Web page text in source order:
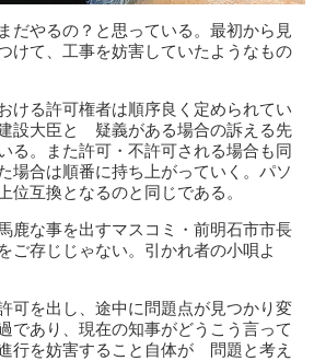
だやるの？と思っている。最初から見
けて、工事を妨害していたようなもの
ける許可権者は順序良く定められてい
設大臣と 疑義がある場合の訴える先
る。また許可・不許可される場合も同
場合は順番に持ち上がっていく。パソ
位互換となるのと同じである。
な事を出すマスコミ・前明石市市長
ご存じじゃない。引かれ者の小唄よ
を出し、途中に問題点が見つかり変
であり、現在の知事がどうこう言って
行を妨害すること自体が 問題と考え